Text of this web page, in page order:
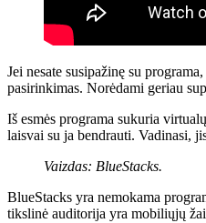
Jei nesate susipažinę su
pasirinkimas. Norėdami geriau
Iš esmės programa sukuria
laisvai su ja bendrauti. Vadinasi,
Vaizdas: BlueStacks.
BlueStacks yra nemokama
tikslinė auditorija yra mobiliųjų